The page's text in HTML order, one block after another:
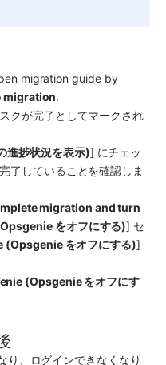
migration guide by
migration.
クが完了としてマークされ
捗状況を表示)] にチェッ
了していることを確認しま
migration and turn
をオフにする)] セ
をオフにする)]
(Opsgenie をオフにす
り、ログインできなくなり